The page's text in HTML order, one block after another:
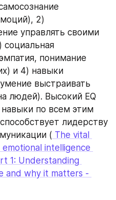
2)
управлять своими
понимание
и 4) навыки
выстраивать
людей). Высокий EQ
по всем этим
лидерству
( The vital
intelligence
1: Understanding
and why it matters -